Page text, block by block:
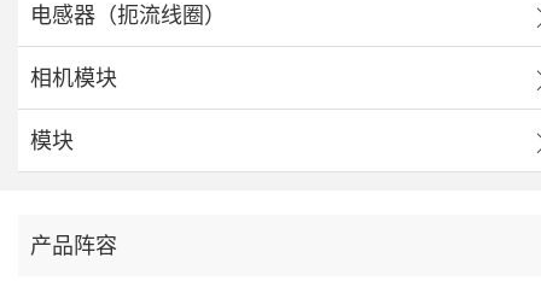
电感器（扼流线圈）
相机模块
模块
产品阵容